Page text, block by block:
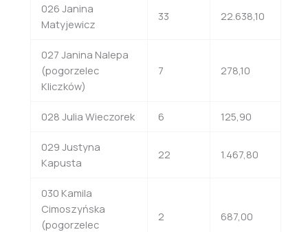
026 Janina
Matyjewicz
33 22.638,10
027 Janina Nalepa
(pogorzelec
Kliczków)
7 278,10
028 Julia Wieczorek 6 125,90
029 Justyna
Kapusta
22 1.467,80
030 Kamila
Cimoszyńska
(pogorzelec
2 687,00